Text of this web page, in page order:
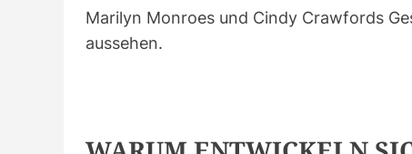
Marilyn Monroes und Cindy Crawfords
aussehen.